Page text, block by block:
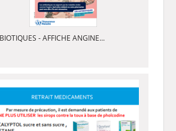
- AFFICHE ANGINE...